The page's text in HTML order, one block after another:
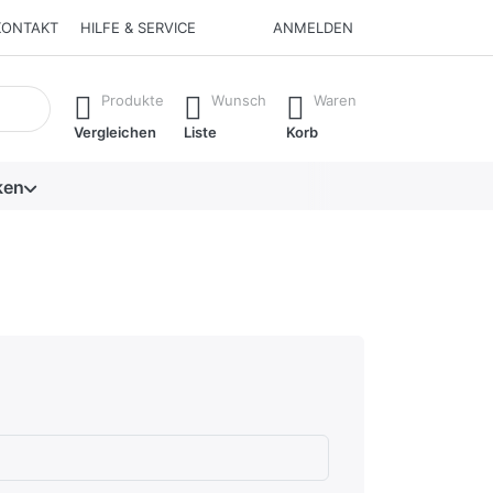
HILFE & SERVICE ANMELDEN
erste Ergebnisse. Drücken Sie die Eingabetaste, um alle
Produkte
Vergleichen
Wunsch
Liste
Waren
Korb